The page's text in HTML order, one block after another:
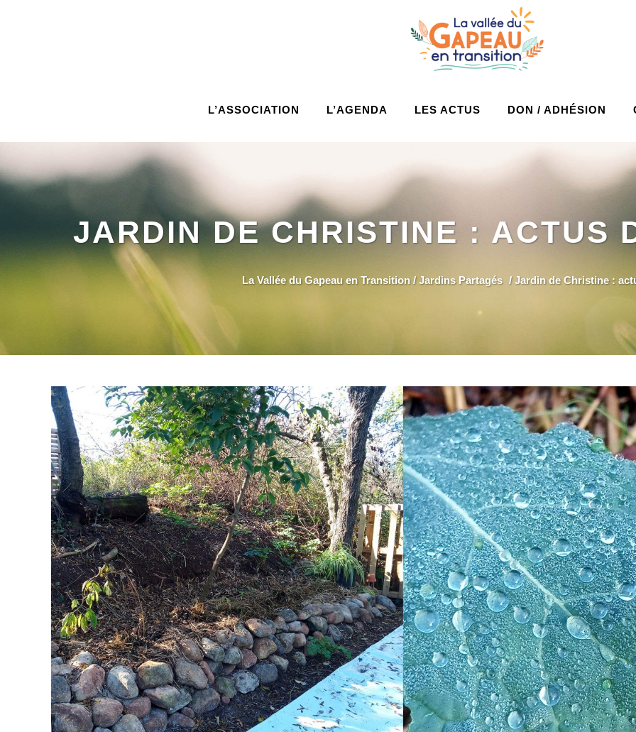
L’ASSOCIATION L’AGENDA LES ACTUS DON / ADHÉSION
JARDIN DE CHRISTINE : ACTUS
La Vallée du Gapeau en Transition/Jardins Partagés /Jardin de Christine :